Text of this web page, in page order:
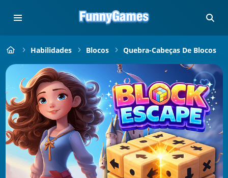
Habilidades Blocos Quebra-Cabeças De Blocos